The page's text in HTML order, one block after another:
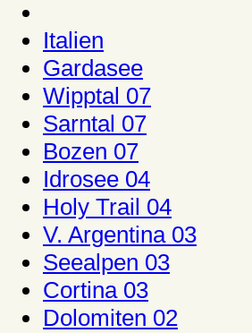
Italien
Gardasee
Wipptal 07
Sarntal 07
Bozen 07
Idrosee 04
Holy Trail 04
V. Argentina 03
Seealpen 03
Cortina 03
Dolomiten 02